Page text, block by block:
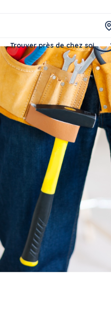
Trouver près de chez soi